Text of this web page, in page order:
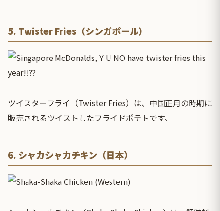
5. Twister Fries（シンガポール）
ツイスターフライ（Twister Fries）は、中国正月の時期に
販売されるツイストしたフライドポテトです。
6. シャカシャカチキン（日本）